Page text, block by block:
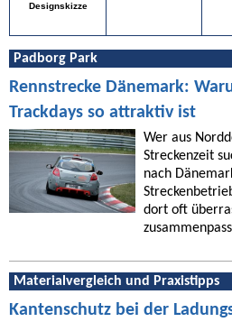
Designskizze
Padborg Park
Rennstrecke Dänemark:
Trackdays so attraktiv ist
Wer aus
Streckenzeit
nach
dort oft
Materialvergleich und Praxistipps
Kantenschutz bei der